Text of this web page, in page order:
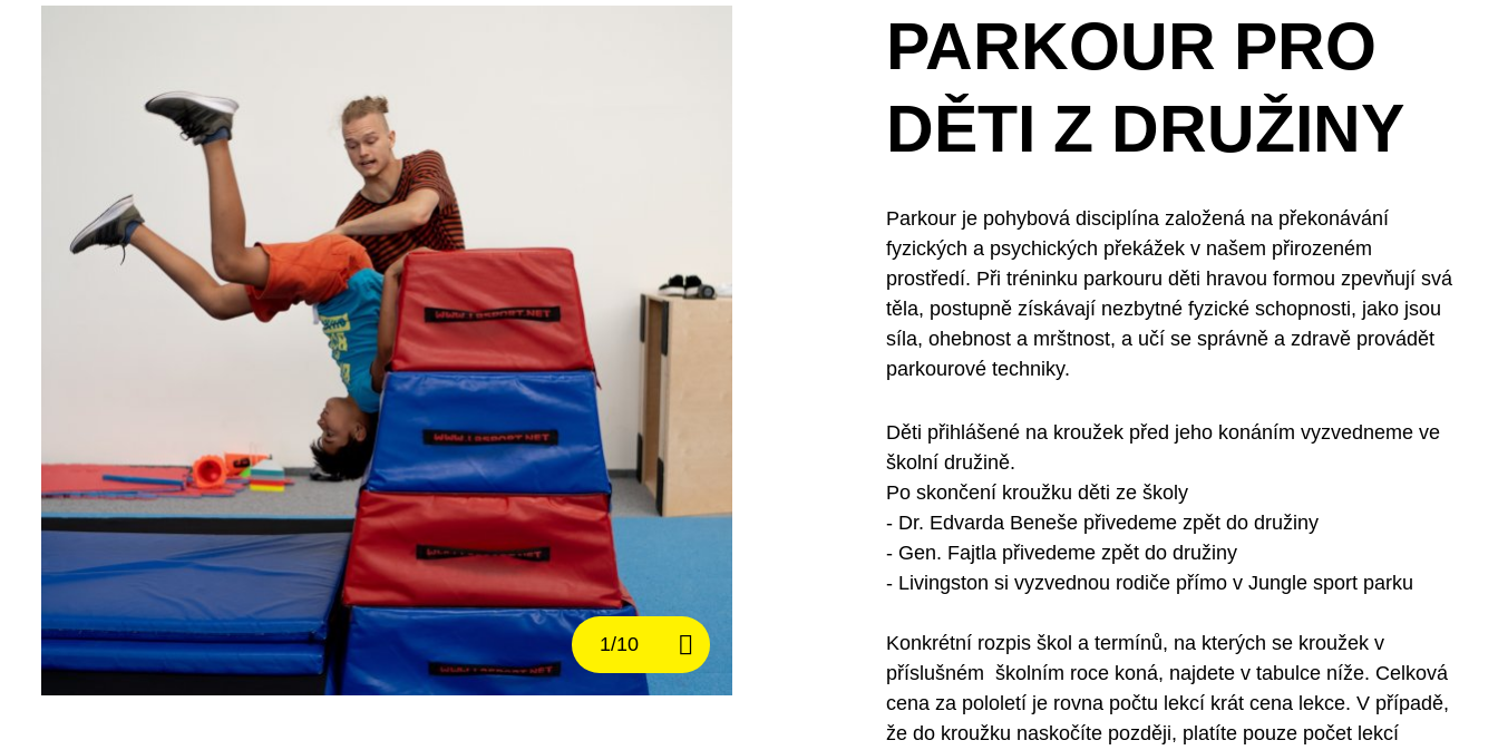
PARKOUR PRO
DĚTI Z DRUŽINY
Parkour je pohybová disciplína založená na překonávání
fyzických a psychických překážek v našem přirozeném
prostředí. Při tréninku parkouru děti hravou formou zpevňují svá
těla, postupně získávají nezbytné fyzické schopnosti, jako jsou
síla, ohebnost a mrštnost, a učí se správně a zdravě provádět
parkourové techniky.
Děti přihlášené na kroužek před jeho konáním vyzvedneme ve
školní družině.
Po skončení kroužku děti ze školy
- Dr. Edvarda Beneše přivedeme zpět do družiny
- Gen. Fajtla přivedeme zpět do družiny
- Livingston si vyzvednou rodiče přímo v Jungle sport parku
Konkrétní rozpis škol a termínů, na kterých se kroužek v
příslušném školním roce koná, najdete v tabulce níže. Celková
cena za pololetí je rovna počtu lekcí krát cena lekce. V případě,
že do kroužku naskočíte později, platíte pouze počet lekcí